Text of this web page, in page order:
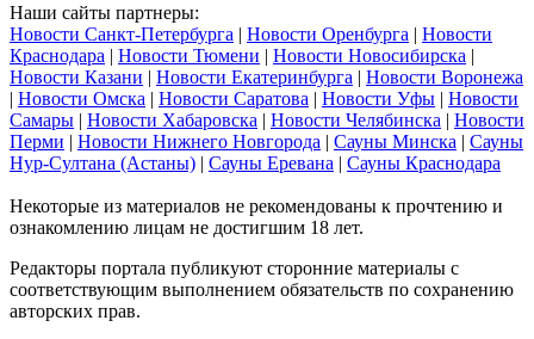
Наши сайты партнеры:
Новости Санкт-Петербурга | Новости Оренбурга | Новости
Краснодара | Новости Тюмени | Новости Новосибирска |
Новости Казани | Новости Екатеринбурга | Новости Воронежа
| Новости Омска | Новости Саратова | Новости Уфы | Новости
Самары | Новости Хабаровска | Новости Челябинска | Новости
Перми | Новости Нижнего Новгорода | Сауны Минска | Сауны
Нур-Султана (Астаны) | Сауны Еревана | Сауны Краснодара
Некоторые из материалов не рекомендованы к прочтению и
ознакомлению лицам не достигшим 18 лет.
Редакторы портала публикуют сторонние материалы с
соответствующим выполнением обязательств по сохранению
авторских прав.